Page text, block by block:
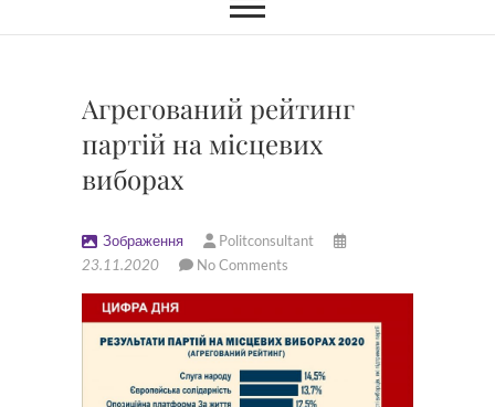
Агрегований рейтинг
партій на місцевих
виборах
Зображення
Politconsultant
23.11.2020
No Comments